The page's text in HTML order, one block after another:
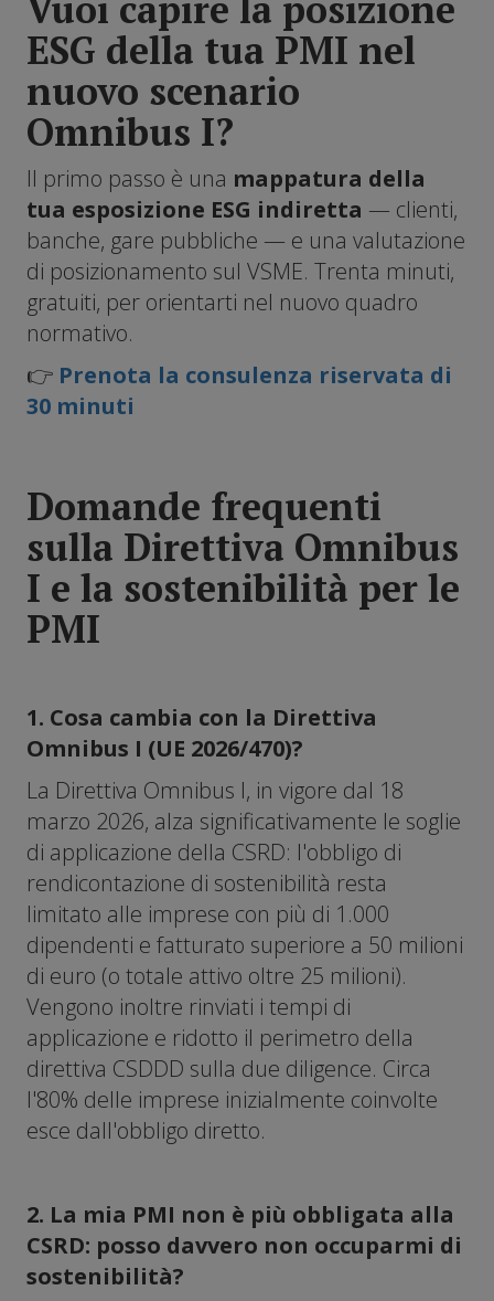
ESG della tua PMI nel
nuovo scenario
Omnibus I?
Il primo passo è una mappatura della
tua esposizione ESG indiretta — clienti,
banche, gare pubbliche — e una valutazione
di posizionamento sul VSME. Trenta minuti,
gratuiti, per orientarti nel nuovo quadro
normativo.
👉 Prenota la consulenza riservata di
30 minuti
Domande frequenti
sulla Direttiva Omnibus
I e la sostenibilità per le
PMI
1. Cosa cambia con la Direttiva
Omnibus I (UE 2026/470)?
La Direttiva Omnibus I, in vigore dal 18
marzo 2026, alza significativamente le soglie
di applicazione della CSRD: l'obbligo di
rendicontazione di sostenibilità resta
limitato alle imprese con più di 1.000
dipendenti e fatturato superiore a 50 milioni
di euro (o totale attivo oltre 25 milioni).
Vengono inoltre rinviati i tempi di
applicazione e ridotto il perimetro della
direttiva CSDDD sulla due diligence. Circa
l'80% delle imprese inizialmente coinvolte
esce dall'obbligo diretto.
2. La mia PMI non è più obbligata alla
CSRD: posso davvero non occuparmi di
sostenibilità?